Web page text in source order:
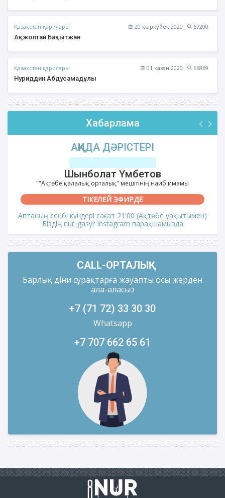
Қазақстан қарилары 20 қыркүйек 2020
67200
Ақжолтай Бақытжан
Қазақстан қарилары 01 қазан 2020
66869
Нуриддин Абдусамадұлы
Хабарлама
ФИҚҺ ДӘРІСТЕРІ
Нұрбол Смағұлов
""Нұр Ғасыр" облыстық мешітінің наиб имамы
ТІКЕЛЕЙ ЭФИРДЕ
Аптаның сәрсенбі күндері сағат 21:00 (Ақтөбе уақытымен)
Біздің nur_gasyr Instagram парақшамызда
CALL-ОРТАЛЫҚ
Барлық діни сұрақтарға жауапты осы жерден
ала-аласыз
+7 (71 72) 33 30 30
Whatsapp
+7 707 662 65 61